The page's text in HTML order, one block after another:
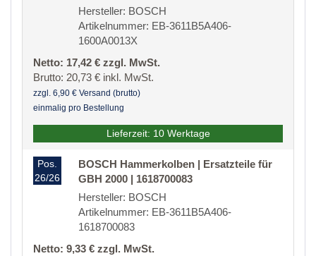
Hersteller: BOSCH
Artikelnummer: EB-3611B5A406-
1600A0013X
Netto: 17,42 € zzgl. MwSt.
Brutto: 20,73 € inkl. MwSt.
zzgl. 6,90 € Versand (brutto)
einmalig pro Bestellung
Lieferzeit: 10 Werktage
Pos.
26/26
BOSCH Hammerkolben | Ersatzteile für
GBH 2000 | 1618700083
Hersteller: BOSCH
Artikelnummer: EB-3611B5A406-
1618700083
Netto: 9,33 € zzgl. MwSt.